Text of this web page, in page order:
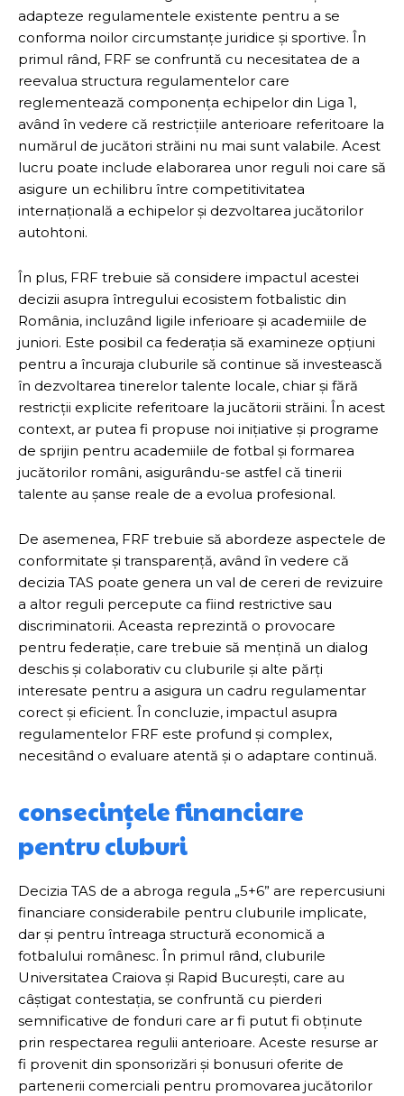
adapteze regulamentele existente pentru a se
conforma noilor circumstanțe juridice și sportive. În
primul rând, FRF se confruntă cu necesitatea de a
reevalua structura regulamentelor care
reglementează componența echipelor din Liga 1,
având în vedere că restricțiile anterioare referitoare la
numărul de jucători străini nu mai sunt valabile. Acest
lucru poate include elaborarea unor reguli noi care să
asigure un echilibru între competitivitatea
internațională a echipelor și dezvoltarea jucătorilor
autohtoni.
În plus, FRF trebuie să considere impactul acestei
decizii asupra întregului ecosistem fotbalistic din
România, incluzând ligile inferioare și academiile de
juniori. Este posibil ca federația să examineze opțiuni
pentru a încuraja cluburile să continue să investească
în dezvoltarea tinerelor talente locale, chiar și fără
restricții explicite referitoare la jucătorii străini. În acest
context, ar putea fi propuse noi inițiative și programe
de sprijin pentru academiile de fotbal și formarea
jucătorilor români, asigurându-se astfel că tinerii
talente au șanse reale de a evolua profesional.
De asemenea, FRF trebuie să abordeze aspectele de
conformitate și transparență, având în vedere că
decizia TAS poate genera un val de cereri de revizuire
a altor reguli percepute ca fiind restrictive sau
discriminatorii. Aceasta reprezintă o provocare
pentru federație, care trebuie să mențină un dialog
deschis și colaborativ cu cluburile și alte părți
interesate pentru a asigura un cadru regulamentar
corect și eficient. În concluzie, impactul asupra
regulamentelor FRF este profund și complex,
necesitând o evaluare atentă și o adaptare continuă.
consecințele financiare
pentru cluburi
Decizia TAS de a abroga regula „5+6” are repercusiuni
financiare considerabile pentru cluburile implicate,
dar și pentru întreaga structură economică a
fotbalului românesc. În primul rând, cluburile
Universitatea Craiova și Rapid București, care au
câștigat contestația, se confruntă cu pierderi
semnificative de fonduri care ar fi putut fi obținute
prin respectarea regulii anterioare. Aceste resurse ar
fi provenit din sponsorizări și bonusuri oferite de
partenerii comerciali pentru promovarea jucătorilor